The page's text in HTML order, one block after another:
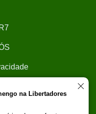
na Libertadores